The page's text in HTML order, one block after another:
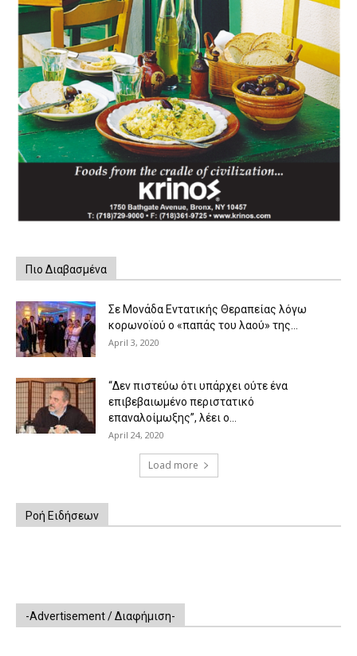
Πιο Διαβασμένα
Σε Μονάδα Εντατικής Θεραπείας λόγω
κορωνοϊού ο «παπάς του λαού» της...
April 3, 2020
“Δεν πιστεύω ότι υπάρχει ούτε ένα
επιβεβαιωμένο περιστατικό
επαναλοίμωξης”, λέει ο...
April 24, 2020
Load more
Ροή Ειδήσεων
-Advertisement / Διαφήμιση-